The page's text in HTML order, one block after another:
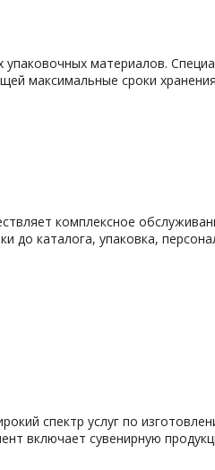
материалов.
максимальные сроки
комплексное
до каталога, упаковка,
спектр услуг по
включает сувенирную